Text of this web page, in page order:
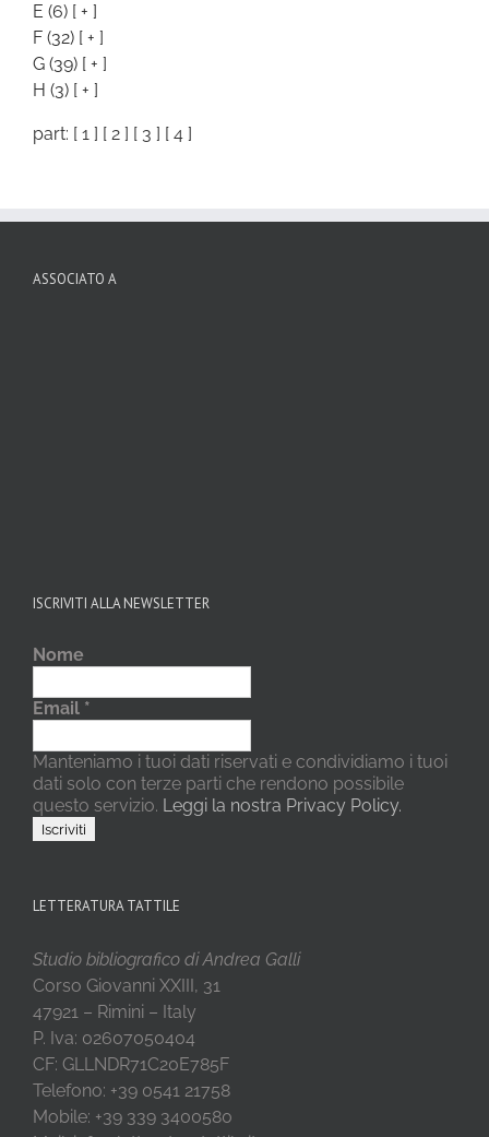
E (6) [ + ]
F (32) [ + ]
G (39) [ + ]
H (3) [ + ]
part: [ 1 ] [ 2 ] [ 3 ] [ 4 ]
ASSOCIATO A
ISCRIVITI ALLA NEWSLETTER
Nome
Email *
Manteniamo i tuoi dati riservati e condividiamo i tuoi
dati solo con terze parti che rendono possibile
questo servizio. Leggi la nostra Privacy Policy.
LETTERATURA TATTILE
Studio bibliografico di Andrea Galli
Corso Giovanni XXIII, 31
47921 – Rimini – Italy
P. Iva: 02607050404
CF: GLLNDR71C20E785F
Telefono: +39 0541 21758
Mobile: +39 339 3400580